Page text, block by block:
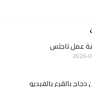
عمل ناجتس
2026-
بالقرع بالفيديو